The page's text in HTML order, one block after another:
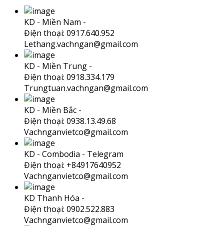
KD - Miền Nam -
Điện thoại: 0917.640.952
Lethang.vachngan@gmail.com
KD - Miền Trung -
Điện thoại: 0918.334.179
Trungtuan.vachngan@gmail.com
KD - Miền Bắc -
Điện thoại: 0938.13.49.68
Vachnganvietco@gmail.com
KD - Combodia - Telegram
Điện thoại: +84917640952
Vachnganvietco@gmail.com
KD Thanh Hóa -
Điện thoại: 0902.522.883
Vachnganvietco@gmail.com